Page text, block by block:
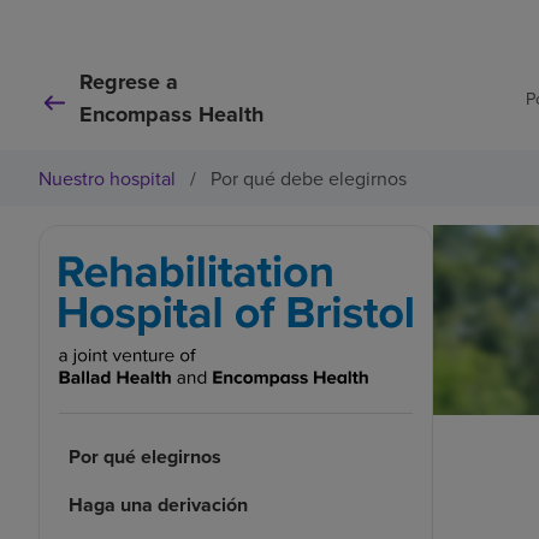
Regrese a
Encompass Health
Nuestro hospital / Por qué debe elegirnos
Por qué elegirnos
Haga una derivación